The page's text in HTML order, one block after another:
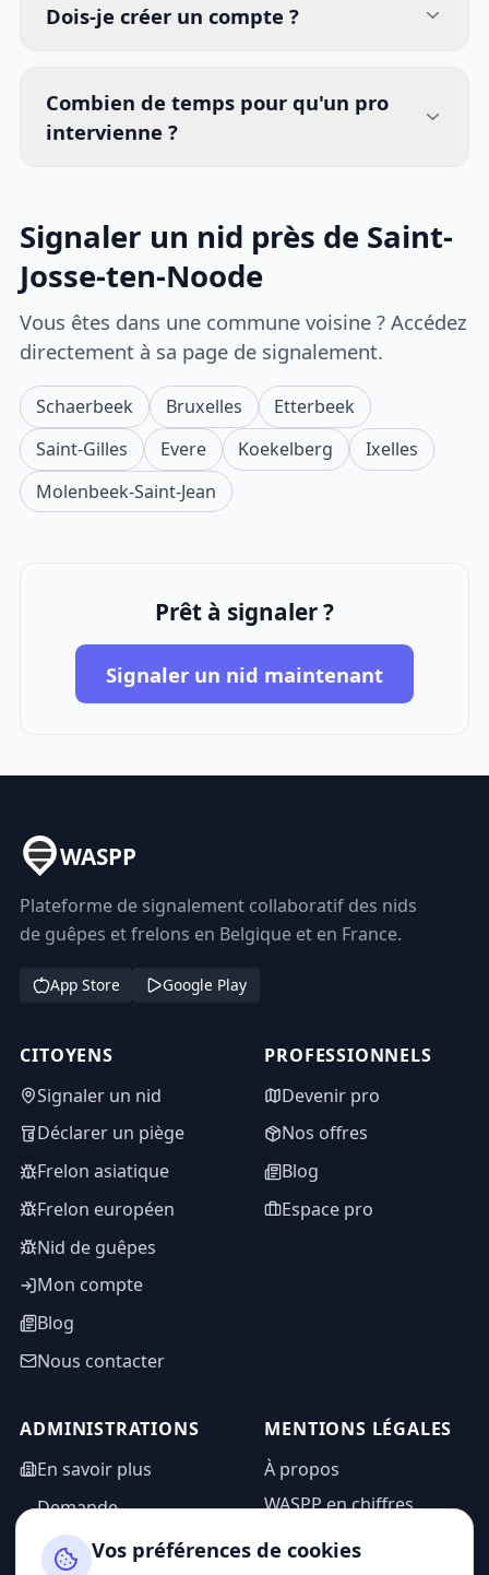
Dois-je créer un compte ?
Combien de temps pour qu'un pro
intervienne ?
Signaler un nid près de Saint-
Josse-ten-Noode
Vous êtes dans une commune voisine ? Accédez
directement à sa page de signalement.
Schaerbeek Bruxelles
Etterbeek
Saint-Gilles
Evere Koekelberg
Ixelles
Molenbeek-Saint-Jean
Prêt à signaler ?
Signaler un nid maintenant
WASPP
Plateforme de signalement collaboratif des nids
de guêpes et frelons en Belgique et en France.
App Store Google Play
CITOYENS
Signaler un nid
Déclarer un piège
Frelon asiatique
Frelon européen
Nid de guêpes
Mon compte
Blog
Nous contacter
PROFESSIONNELS
Devenir pro
Nos offres
Blog
Espace pro
ADMINISTRATIONS
En savoir plus
Demande
d'information
Espace admin
MENTIONS LÉGALES
À propos
WASPP en chiffres
Mentions légales
Vos préférences de cookies